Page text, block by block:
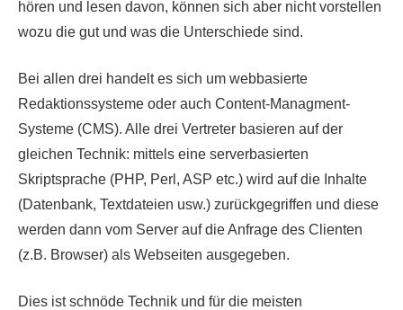
hören und lesen davon, können sich aber nicht vorstellen
wozu die gut und was die Unterschiede sind.
Bei allen drei handelt es sich um webbasierte
Redaktionssysteme oder auch Content-Managment-
Systeme (CMS). Alle drei Vertreter basieren auf der
gleichen Technik: mittels eine serverbasierten
Skriptsprache (PHP, Perl, ASP etc.) wird auf die Inhalte
(Datenbank, Textdateien usw.) zurückgegriffen und diese
werden dann vom Server auf die Anfrage des Clienten
(z.B. Browser) als Webseiten ausgegeben.
Dies ist schnöde Technik und für die meisten